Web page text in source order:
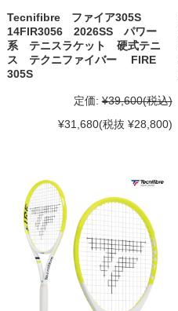
Tecnifibre ファイア305S
14FIR3056 2026SS パワー
系 テニスラケット 硬式テニ
ス テクニファイバー FIRE
305S
定価: ¥39,600(税込)
¥31,680(税抜 ¥28,800)